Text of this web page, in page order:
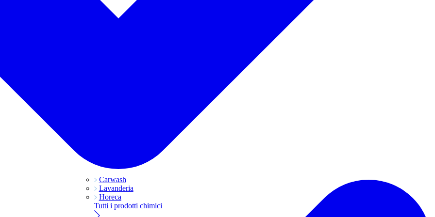
Carwash
Lavanderia
Horeca
Tutti i prodotti chimici